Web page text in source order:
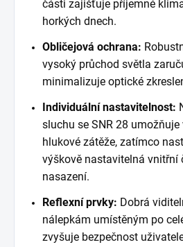
části zajišťuje příjemné
horkých dnech.
Obličejová ochrana:
vysoký průchod světla
minimalizuje optické
Individuální nastavitelnost:
sluchu se SNR 28
hlukové zátěže, zatímco
výškově nastavitelná
nasazení.
Reflexní prvky: Dobrá
nálepkám umístěným po
zvyšuje bezpečnost